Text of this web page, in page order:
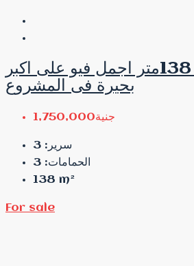
فرصة شقة 138متر اجمل فيو على اكبر
بحيرة فى المشروع
جنية1,750,000
سرير: 3
الحمامات: 3
138 m²
For sale